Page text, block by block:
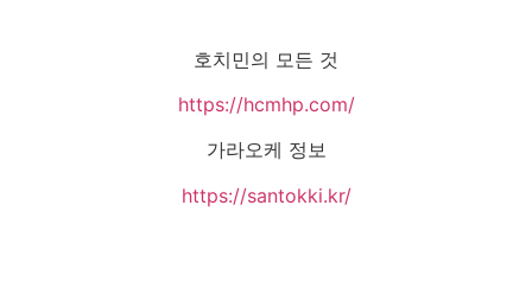
호치민의 모든 것
https://hcmhp.com/
가라오케 정보
https://santokki.kr/